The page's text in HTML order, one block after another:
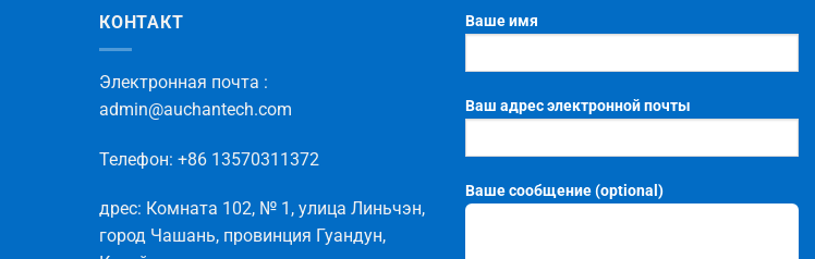
КОНТАКТ
Электронная почта :
admin@auchantech.com
Телефон: +86 13570311372
дрес: Комната 102, № 1 , улица Линьчэн,
город Чашань, провинция Гуандун,
Ваше имя
Ваш адрес электронной почты
Ваше сообщение (optional)